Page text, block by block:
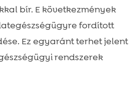
bír. E következmények
fordított
Ez egyaránt terhet jelent
rendszerek